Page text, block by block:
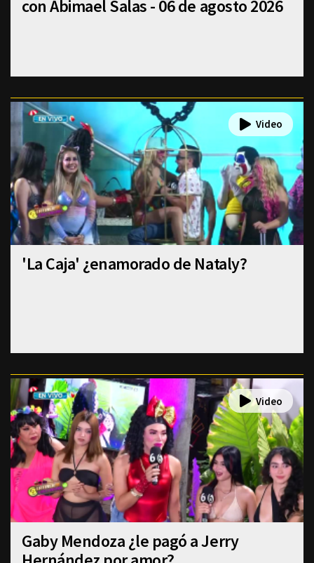
con Abimael Salas - 06 de agosto 2026
'La Caja' ¿enamorado de Nataly?
Gaby Mendoza ¿le pagó a Jerry